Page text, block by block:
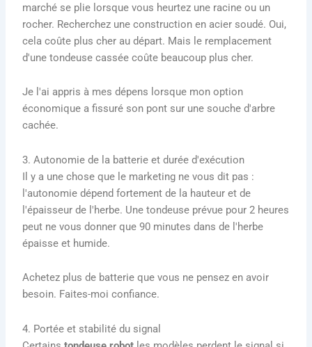
marché se plie lorsque vous heurtez une racine ou un
rocher. Recherchez une construction en acier soudé. Oui,
cela coûte plus cher au départ. Mais le remplacement
d'une tondeuse cassée coûte beaucoup plus cher.
Je l'ai appris à mes dépens lorsque mon option
économique a fissuré son pont sur une souche d'arbre
cachée.
3. Autonomie de la batterie et durée d'exécution
Il y a une chose que le marketing ne vous dit pas :
l'autonomie dépend fortement de la hauteur et de
l'épaisseur de l'herbe. Une tondeuse prévue pour 2 heures
peut ne vous donner que 90 minutes dans de l'herbe
épaisse et humide.
Achetez plus de batterie que vous ne pensez en avoir
besoin. Faites-moi confiance.
4. Portée et stabilité du signal